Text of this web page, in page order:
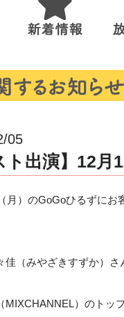
05
ト出演】12
月）のGoGoひるずにお
（みやざきすずか）さ
MIXCHANNEL）のトッ